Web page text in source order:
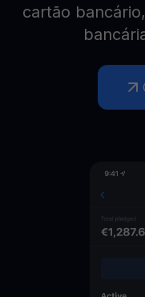
cartão